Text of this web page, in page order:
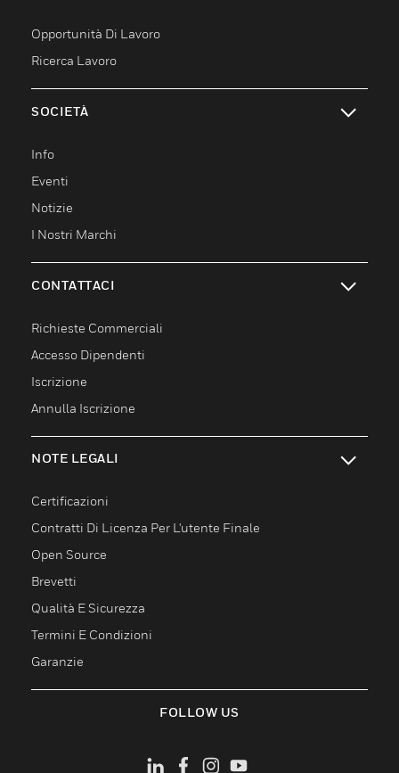
toggle view
Opportunità Di Lavoro
Ricerca Lavoro
SOCIETÀ
toggle view
Info
Eventi
Notizie
I Nostri Marchi
CONTATTACI
toggle view
Richieste Commerciali
Accesso Dipendenti
Iscrizione
Annulla Iscrizione
NOTE LEGALI
toggle view
Certificazioni
Contratti Di Licenza Per L'utente Finale
Open Source
Brevetti
Qualità E Sicurezza
Termini E Condizioni
Garanzie
FOLLOW US